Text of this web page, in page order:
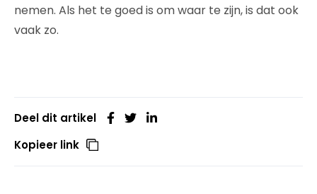
nemen. Als het te goed is om waar te zijn, is dat ook
vaak zo.
Deel dit artikel
Kopieer link